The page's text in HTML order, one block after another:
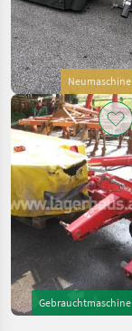
Neumaschine
Gebrauchtmaschine